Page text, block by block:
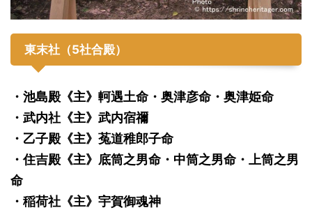
東末社（5社合殿）
・池島殿《主》軻遇土命・奥津彦命・奥津姫命
・武内社《主》武内宿禰
・乙子殿《主》菟道稚郎子命
・住吉殿《主》底筒之男命・中筒之男命・上筒之男
命
・稲荷社《主》宇賀御魂神